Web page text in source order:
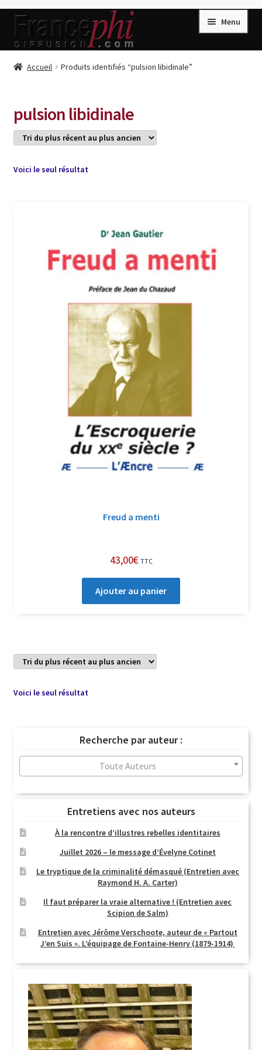
Aller
la
Aller
contenu
Menu
Accueil
Conditions de Vente
Connection
Livres de Peter Randa
Livres de Philippe Randa
Nous Contacter
Politique de confidentialité et cookies
Qui sommes-nous ?
Soutien à Philippe Randa
Suivi de la Commande
Accueil Produits identifiés “pulsion libidinale”
pulsion libidinale
Voici le seul résultat
Freud a menti
43,00€ TTC
Ajouter au panier
Voici le seul résultat
Recherche par auteur :
Toute Auteurs
Entretiens avec nos auteurs
À la rencontre d’illustres rebelles identitaires
Juillet 2026 – le message d’Évelyne Cotinet
Le tryptique de la criminalité démasqué (Entretien avec
Raymond H. A. Carter)
Il faut préparer la vraie alternative ! (Entretien avec
Scipion de Salm)
Entretien avec Jérôme Verschoote, auteur de « Partout
J’en Suis ». L’équipage de Fontaine-Henry (1879-1914)